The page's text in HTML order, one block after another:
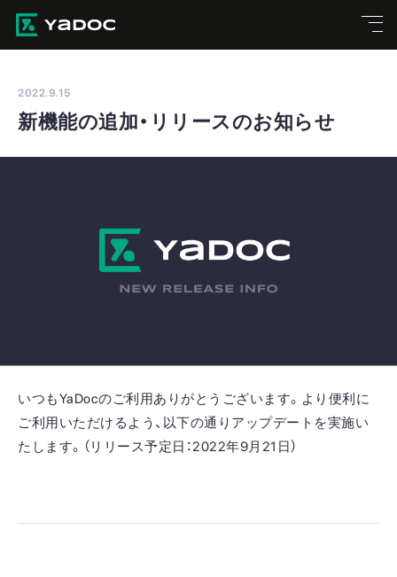
2022.9.15
新機能の追加・リリースのお知らせ
いつもYaDocのご利用ありがとうございます。より便利に
ご利用いただけるよう、以下の通りアップデートを実施い
たします。（リリース予定日：2022年9月21日）